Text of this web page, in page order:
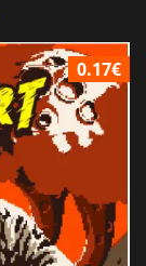
0.17€